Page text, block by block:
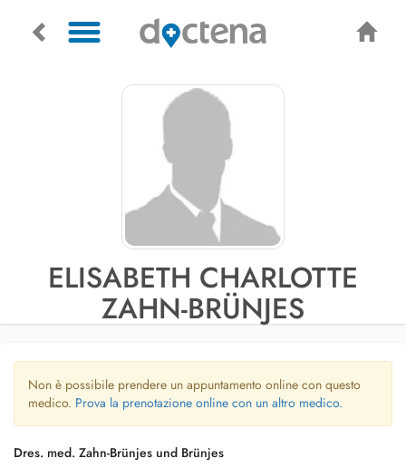
ELISABETH CHARLOTTE
ZAHN-BRÜNJES
Non è possibile prendere un appuntamento online con questo
medico. Prova la prenotazione online con un altro medico.
Dres. med. Zahn-Brünjes und Brünjes